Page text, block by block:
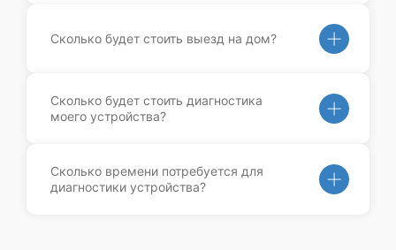
Сколько будет стоить выезд на дом?
Сколько будет стоить диагностика
моего устройства?
Сколько времени потребуется для
диагностики устройства?